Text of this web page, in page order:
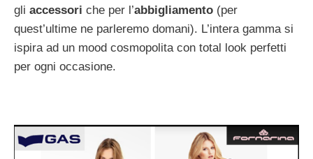
gli accessori che per l’abbigliamento (per
quest’ultime ne parleremo domani). L’intera gamma si
ispira ad un mood cosmopolita con total look perfetti
per ogni occasione.